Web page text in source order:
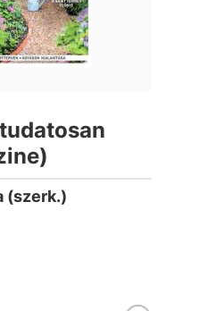
(szerk.)